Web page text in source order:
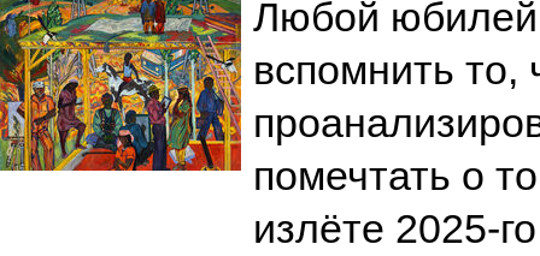
Любой юбилей
вспомнить то,
помечтать о
излёте 2025-